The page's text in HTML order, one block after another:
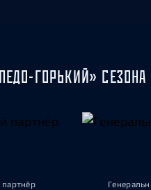
ГОРЬКИЙ» СЕЗОНА